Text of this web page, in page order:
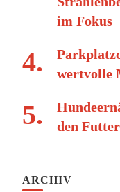
im Fokus
wertvolle
den
ARCHIV